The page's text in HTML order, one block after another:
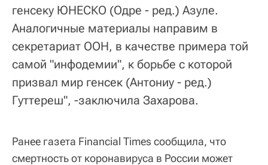
генсеку ЮНЕСКО (Одре - ред.) Азуле.
Аналогичные материалы направим в
секретариат ООН, в качестве примера той
самой "инфодемии", к борьбе с которой
призвал мир генсек (Антониу - ред.)
Гуттереш", -заключила Захарова.
Ранее газета Financial Times сообщила, что
смертность от коронавируса в России может